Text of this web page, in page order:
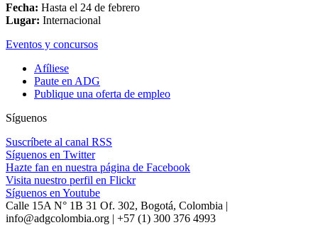
Fecha: Hasta el 24 de febrero
Lugar: Internacional
Eventos y concursos
Afíliese
Paute en ADG
Publique una oferta de empleo
Síguenos
Suscríbete al canal RSS
Síguenos en Twitter
Hazte fan en nuestra página de Facebook
Visita nuestro perfil en Flickr
Síguenos en Youtube
Calle 15A N° 1B 31 Of. 302, Bogotá, Colombia |
info@adgcolombia.org | +57 (1) 300 376 4993